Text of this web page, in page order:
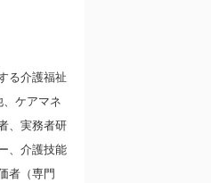
る介護福祉
ケアマネ
、実務者研
、介護技能
者（専門